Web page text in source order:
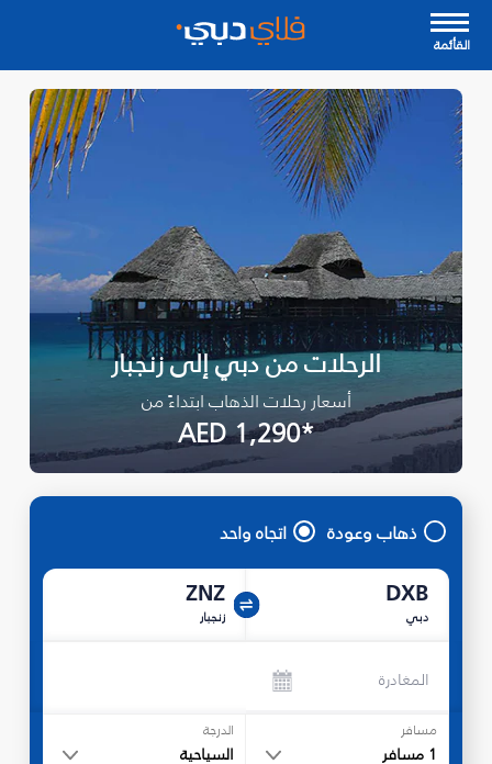
القأئمة
الرحلات من دبي إلى زنجبار
أسعار رحلات الذهاب ابتداءً من
*AED 1,290
ذهاب وعودة اتجاه واحد
DXB
دبي
ZNZ
زنجبار
المغادرة
مسافر
1 مسافر
الدرجة
السياحية